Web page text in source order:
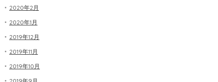
2020年2月
2020年1月
2019年12月
2019年11月
2019年10月